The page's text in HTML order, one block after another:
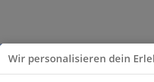
Wir personalisieren dein